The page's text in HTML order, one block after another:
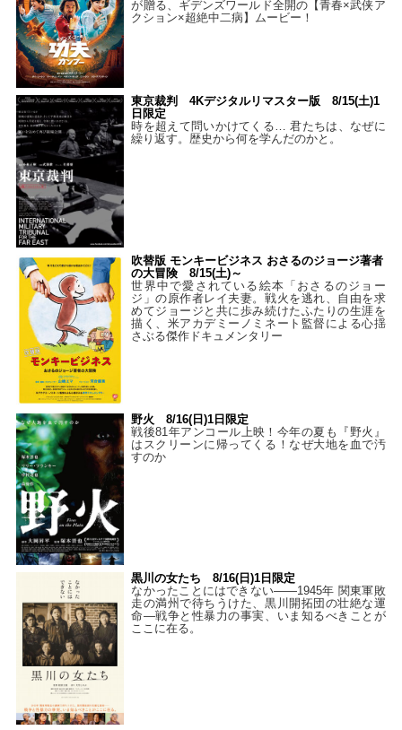
が贈る、ギデンズワールド全開の【青春×武侠ア
クション×超絶中二病】ムービー！
東京裁判 4Kデジタルリマスター版 8/15(土)1
日限定
時を超えて問いかけてくる… 君たちは、なぜに
繰り返す。歴史から何を学んだのかと。
吹替版 モンキービジネス おさるのジョージ著者
の大冒険 8/15(土)～
世界中で愛されている絵本「おさるのジョー
ジ」の原作者レイ夫妻。戦火を逃れ、自由を求
めてジョージと共に歩み続けたふたりの生涯を
描く、米アカデミーノミネート監督による心揺
さぶる傑作ドキュメンタリー
野火 8/16(日)1日限定
戦後81年アンコール上映！今年の夏も『野火』
はスクリーンに帰ってくる！なぜ大地を血で汚
すのか
黒川の女たち 8/16(日)1日限定
なかったことにはできない——1945年 関東軍敗
走の満州で待ちうけた、黒川開拓団の壮絶な運
命―戦争と性暴力の事実、いま知るべきことが
ここに在る。